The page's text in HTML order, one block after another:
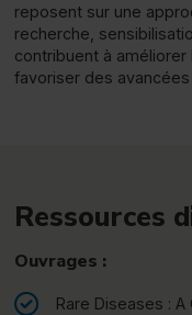
reposent sur une
recherche,
contribuent à
favoriser des
Ressources
Ouvrages :
Rare Diseases : A